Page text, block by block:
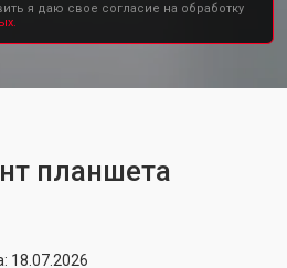
я даю свое согласие на обработку
планшета
18.07.2026